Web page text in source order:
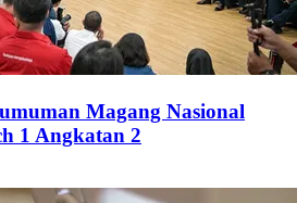
Magang Nasional
1 Angkatan 2